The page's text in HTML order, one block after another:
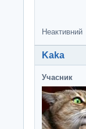
Неактивний
Kaka
Учасник